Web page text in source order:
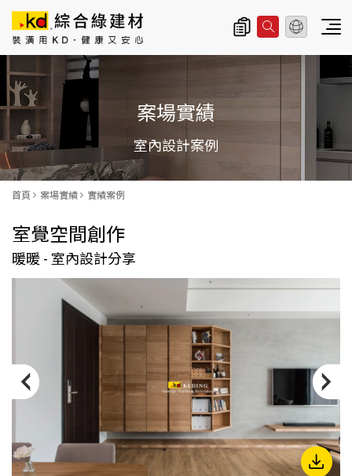
主
導
覽
|
K
D
科
定
企
有
限
司
案場實績
室內設計案例
首頁 案場實績 實績案例
室覺空間創作
暖暖 - 室內設計分享
總公司資訊